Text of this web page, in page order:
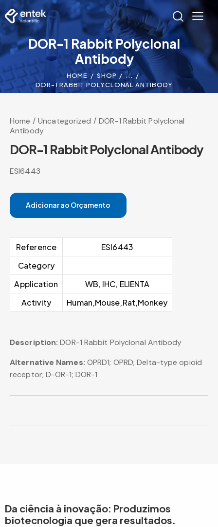
DOR-1 Rabbit Polyclonal
Antibody
HOME SHOP
...
DOR-1 RABBIT POLYCLONAL ANTIBODY
Home Uncategorized
DOR-1 Rabbit Polyclonal
Antibody
DOR-1 Rabbit Polyclonal Antibody
ESI6443
Adicionar ao Orçamento
Reference
ESI6443
Category
Application
WB, IHC, ELIENTA
Activity
Human,Mouse,Rat,Monkey
Description: DOR-1 Rabbit Polyclonal Antibody
Alternative Names: OPRD1; OPRD; Delta-type opioid
receptor; D-OR-1; DOR-1
Da ciência à inovação: Produzimos
biotecnologia que gera resultados.